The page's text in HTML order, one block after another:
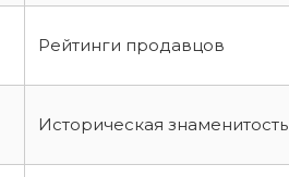
Рейтинги продавцов
Историческая знаменитость